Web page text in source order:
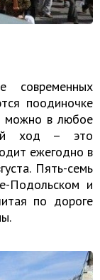
поодиночке
можно в любое
ход – это
ежегодно в
Пять-семь
Подольском и
по дороге